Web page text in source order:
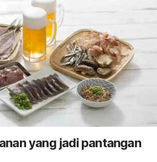
yang jadi pantangan